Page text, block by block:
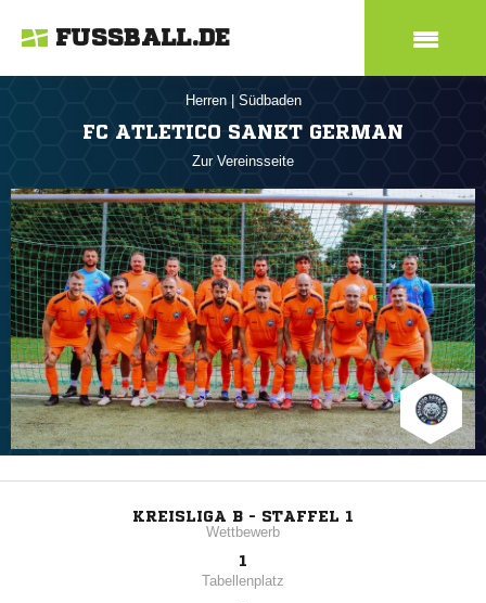
FUSSBALL.DE
Herren Südbaden
FC ATLETICO SANKT GERMAN
Zur Vereinsseite
KREISLIGA B - STAFFEL 1
Wettbewerb
1
Tabellenplatz